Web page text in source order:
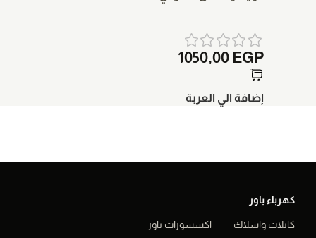
1050,00 EGP
إضافة الي العربة
كهرباء باور
كابلات واسلاك اكسسورات باور